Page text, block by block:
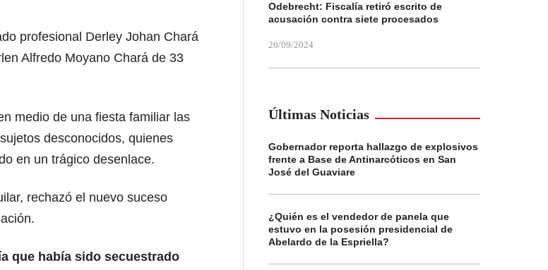
profesional Derley Johan Chará
Alfredo Moyano Chará de 33
medio de una fiesta familiar las
desconocidos, quienes
en un trágico desenlace.
rechazó el nuevo suceso
que había sido secuestrado
Odebrecht: Fiscalía retiró escrito de
acusación contra siete procesados
26/09/2024
Últimas Noticias
Gobernador reporta hallazgo de explosivos
frente a Base de Antinarcóticos en San
José del Guaviare
¿Quién es el vendedor de panela que
estuvo en la posesión presidencial de
Abelardo de la Espriella?